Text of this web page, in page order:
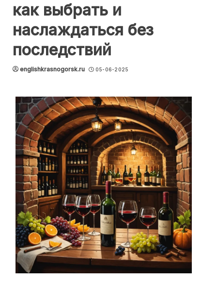
как выбрать и
наслаждаться без
последствий
englishkrasnogorsk.ru 05-06-2025